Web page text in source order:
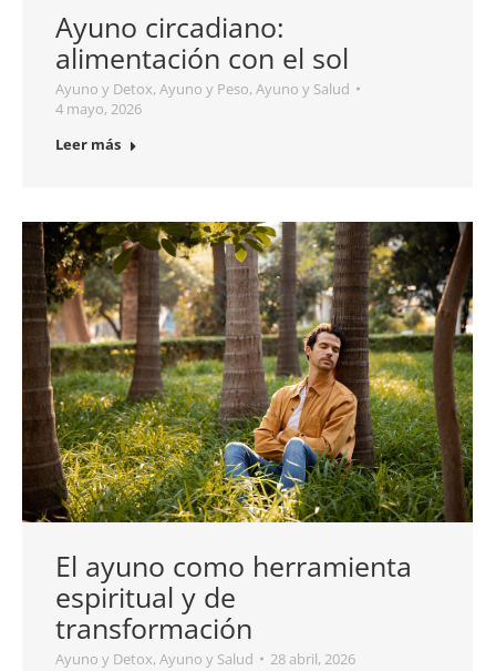
Ayuno circadiano:
alimentación con el sol
Ayuno y Detox, Ayuno y Peso, Ayuno y Salud
4 mayo, 2026
Leer más
El ayuno como herramienta
espiritual y de
transformación
Ayuno y Detox, Ayuno y Salud
28 abril, 2026